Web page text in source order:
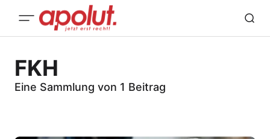
FKH
Eine Sammlung von 1 Beitrag